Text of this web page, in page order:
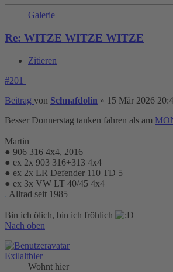
Galerie
Re: WITZE WITZE WITZE
Zitieren
#201
Beitrag von Schnafdolin » 15 Mär 2026
Besser Donnerstag tanken fahren als am
Martin
● 906 316 4x4, 2016
● ex 2x 903 316+313 4x4
● ex 2x LR Defender 110 TD 5
● ex 3x VW LT 40/45 4x4
. Allrad seit 1985
Bin ich ölich, bin ich fröhlich
Nach oben
Exilaltbier
Wohnt hier